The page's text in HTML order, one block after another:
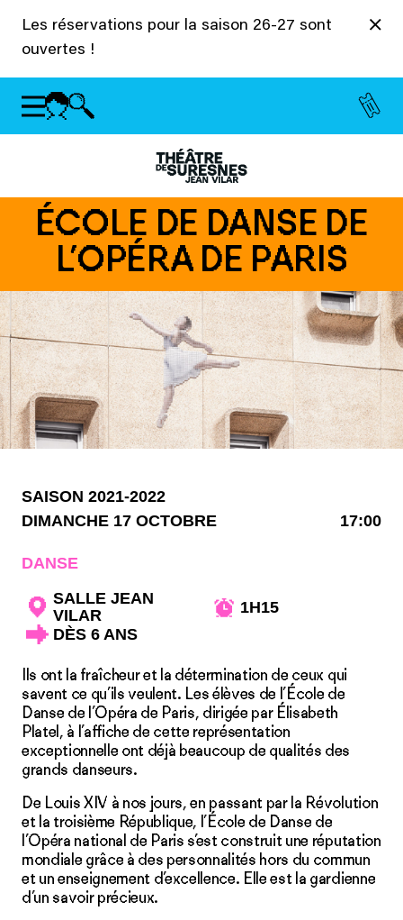
Les réservations pour la saison 26-27 sont
ouvertes !
ÉCOLE DE DANSE DE
L’OPÉRA DE PARIS
SAISON 2021-2022
DIMANCHE 17 OCTOBRE
17:00
DANSE
SALLE JEAN
VILAR
1H15
DÈS 6 ANS
Ils ont la fraîcheur et la détermination de ceux qui
savent ce qu’ils veulent. Les élèves de l’École de
Danse de l’Opéra de Paris, dirigée par Élisabeth
Platel, à l’affiche de cette représentation
exceptionnelle ont déjà beaucoup de qualités des
grands danseurs.
De Louis XIV à nos jours, en passant par la Révolution
et la troisième République, l’École de Danse de
l’Opéra national de Paris s’est construit une réputation
mondiale grâce à des personnalités hors du commun
et un enseignement d’excellence. Elle est la gardienne
d’un savoir précieux.